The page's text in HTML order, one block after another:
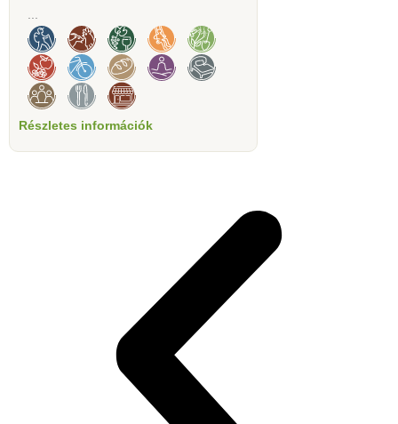
Részletes információk